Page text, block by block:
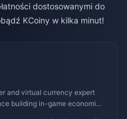
dostosowanymi do
KCoiny w kilka minut!
and virtual currency expert
building in-game economies